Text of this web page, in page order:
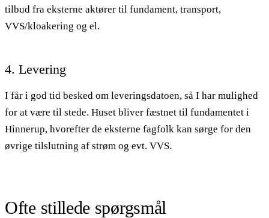
tilbud fra eksterne aktører til fundament, transport,
VVS/kloakering og el.
4. Levering
I får i god tid besked om leveringsdatoen, så I har mulighed
for at være til stede. Huset bliver fæstnet til fundamentet i
Hinnerup, hvorefter de eksterne fagfolk kan sørge for den
øvrige tilslutning af strøm og evt. VVS.
Ofte stillede spørgsmål